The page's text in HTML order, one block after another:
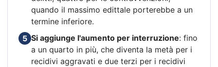
quando il massimo edittale porterebbe a un
termine inferiore.
5 Si aggiunge l'aumento per interruzione: fino
a un quarto in più, che diventa la metà per i
recidivi aggravati e due terzi per i recidivi